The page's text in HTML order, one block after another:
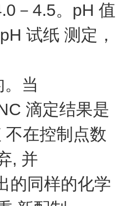
－4.5。pH 值
试纸 测定，
当
滴定结果是
不在控制点数
, 并
的同样的化学